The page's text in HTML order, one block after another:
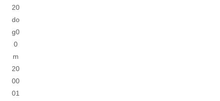
20
do
g0
0
m
20
00
01